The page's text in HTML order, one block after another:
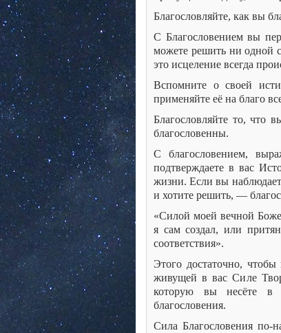
Благословляйте, как вы
С Благословением вы
можете решить ни одной
это исцеление всегда
Вспомните о своей
применяйте её на благо
Благословляйте то, что
благословенны.
С благословением,
подтверждаете в вас
жизни. Если вы
и хотите решить, —
«Силой моей вечной
я сам создал, или
соответствия».
Этого достаточно,
живущей в вас Силе
которую вы несёте в
благословения.
Сила Благословения по-